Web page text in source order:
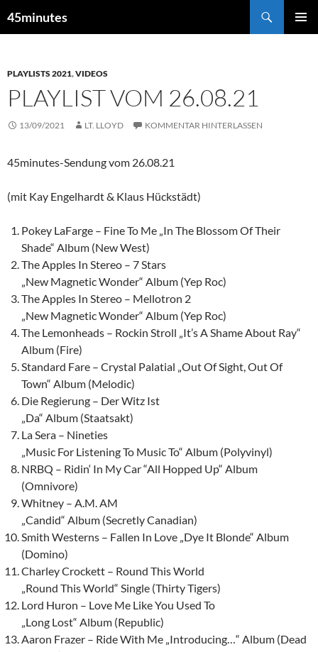
Inhalt
45minutes
PLAYLISTS 2021,VIDEOS
PLAYLIST VOM 26.08.21
13/09/2021 LT. LLOYD KOMMENTAR HINTERLASSEN
45minutes-Sendung vom 26.08.21
(mit Kay Engelhardt & Klaus Hückstädt)
Pokey LaFarge – Fine To Me „In The Blossom Of Their
Shade“ Album (New West)
The Apples In Stereo – 7 Stars
„New Magnetic Wonder“ Album (Yep Roc)
The Apples In Stereo – Mellotron 2
„New Magnetic Wonder“ Album (Yep Roc)
The Lemonheads – Rockin Stroll „It’s A Shame About Ray“
Album (Fire)
Standard Fare – Crystal Palatial „Out Of Sight, Out Of
Town“ Album (Melodic)
Die Regierung – Der Witz Ist
„Da“ Album (Staatsakt)
La Sera – Nineties
„Music For Listening To Music To“ Album (Polyvinyl)
NRBQ – Ridin‘ In My Car “All Hopped Up“ Album
(Omnivore)
Whitney – A.M. AM
„Candid“ Album (Secretly Canadian)
Smith Westerns – Fallen In Love „Dye It Blonde“ Album
(Domino)
Charley Crockett – Round This World
„Round This World“ Single (Thirty Tigers)
Lord Huron – Love Me Like You Used To
„Long Lost“ Album (Republic)
Aaron Frazer – Ride With Me „Introducing…“ Album (Dead